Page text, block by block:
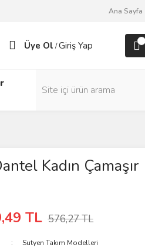
Ana Sayfa
Üye Ol /Giriş Yap
Kadın Çamaşır
TL 576,27 TL
Sutyen Takım Modelleri